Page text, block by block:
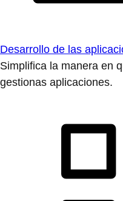
Desarrollo de las
Simplifica la manera en
gestionas aplicaciones.